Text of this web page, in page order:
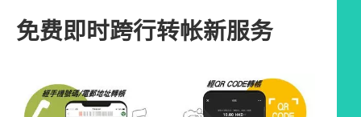
免费即时跨行转帐新服务